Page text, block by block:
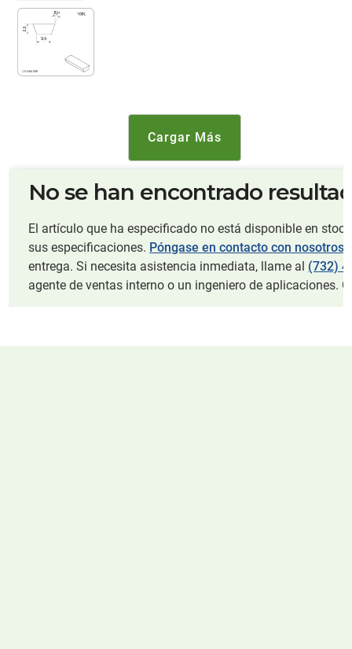
Cargar Más
No se han encontrado
El artículo que ha especificado no está disponible en
sus especificaciones. Póngase en contacto con nosotros
entrega. Si necesita asistencia inmediata, llame al (732)
agente de ventas interno o un ingeniero de aplicaciones.